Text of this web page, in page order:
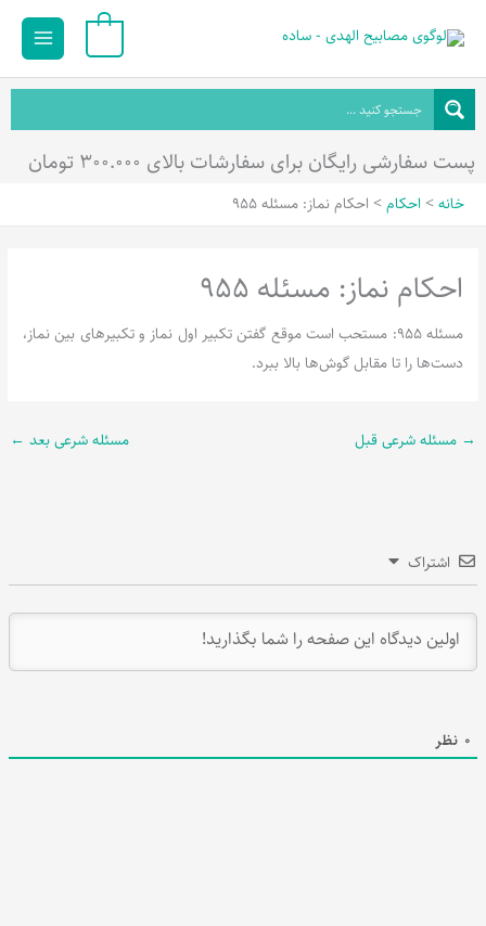
محتوا
Main
پست سفارشی رایگان برای سفارشات بالای ۳۰۰.۰۰۰ تومان
خانه احکام احکام نماز: مسئله 955
احکام نماز: مسئله 955
مسئله 955: مستحب است موقع گفتن تکبیر اول نماز و تکبیرهای بین نماز،
دست‌ها را تا مقابل گوش‌ها بالا ببرد.
→ مسئله شرعی قبل مسئله شرعی بعد ←
اشتراک
0 نظر